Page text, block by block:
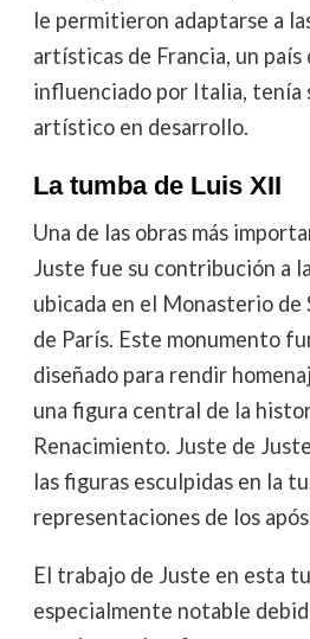
le permitieron adaptarse a
artísticas de Francia, un país
influenciado por Italia, tenía
artístico en desarrollo.
La tumba de Luis XII
Una de las obras más
Juste fue su contribución a
ubicada en el Monasterio de
de París. Este monumento
diseñado para rendir
una figura central de la
Renacimiento. Juste de
las figuras esculpidas en la
representaciones de los
El trabajo de Juste en esta
especialmente notable